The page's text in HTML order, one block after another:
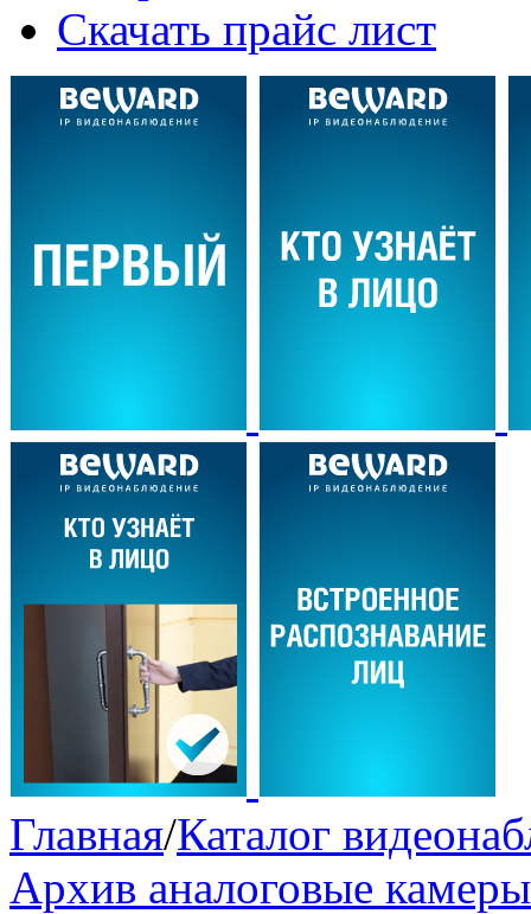
Скачать прайс лист
Главная/Каталог
Архив аналоговые камеры